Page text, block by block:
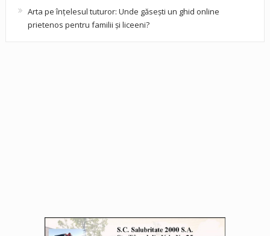
Arta pe înțelesul tuturor: Unde găsești un ghid online
prietenos pentru familii și liceeni?